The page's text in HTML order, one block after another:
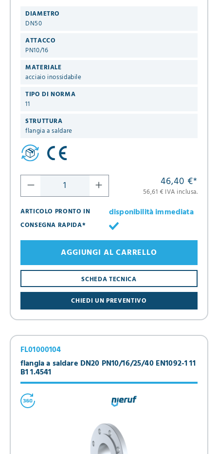
DIAMETRO
DN50
ATTACCO
PN10/16
MATERIALE
acciaio inossidabile
TIPO DI NORMA
11
STRUTTURA
flangia a saldare
46,40 €*
56,61 € IVA inclusa.
ARTICOLO PRONTO IN
disponibilità immediata
CONSEGNA RAPIDA*
CHIEDI UN PREVENTIVO
SCHEDA TECNICA
AGGIUNGI AL CARRELLO
flangia a saldare DN20 PN10/16/25/40 EN1092-1 11
B1 1.4541
FL01000104